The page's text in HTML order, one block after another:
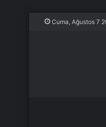
Cuma, Ağustos 7